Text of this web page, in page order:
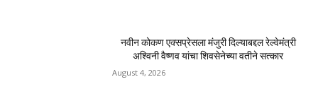
नवीन कोकण एक्सप्रेसला मंजुरी दिल्याबद्दल रेल्वेमंत्री
अश्विनी वैष्णव यांचा शिवसेनेच्या वतीने सत्कार
August 4, 2026